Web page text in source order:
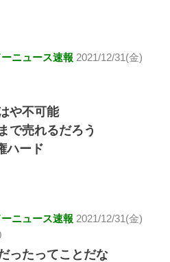
ニュース速報 2021/12/31(金)
や不可能
で売れるだろう
ハード
ニュース速報 2021/12/31(金)
ったってことだな